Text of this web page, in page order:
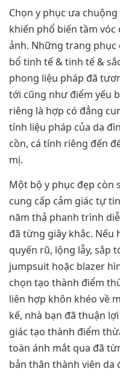
Chọn y phục ưa
khiến phổ biến tầm
ảnh. Những trang phục
bổ tinh tế & tinh tế &
phong liệu pháp đã
tới cũng như điểm yếu
riêng là hợp có đẳng
tính liệu pháp của da
cồn, cá tính riêng đến
mị.
Một bộ y phục đẹp còn
cung cấp cảm giác tự
năm thả phanh trình
đã từng giây khắc. Nếu
quyến rũ, lộng lẫy, sắp
jumpsuit hoặc blazer
chọn tạo thành điểm
liên hợp khôn khéo về
kế, nhà bạn đã thuận
giác tạo thành điểm
toàn ánh mắt qua đã
bản thân thành viên da